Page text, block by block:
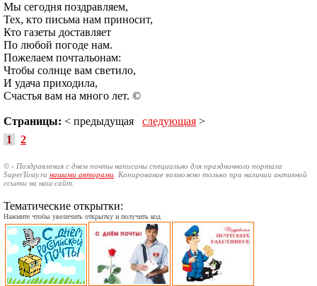
Мы сегодня поздравляем,
Тех, кто письма нам приносит,
Кто газеты доставляет
По любой погоде нам.
Пожелаем почтальонам:
Чтобы солнце вам светило,
И удача приходила,
Счастья вам на много лет. ©
Страницы: < предыдущая следующая >
1
2
© - Поздравления с днем почты написаны специально для праздничного портала
SuperTosty.ru нашими авторами . Копирование возможно только при наличии активной
ссылки на наш сайт.
Тематические открытки:
Нажмите чтобы увеличить открытку и получить код